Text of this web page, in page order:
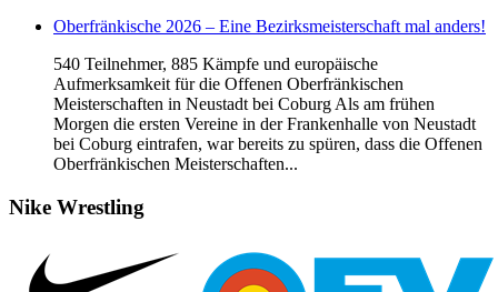
Oberfränkische 2026 – Eine Bezirksmeisterschaft mal anders!
540 Teilnehmer, 885 Kämpfe und europäische
Aufmerksamkeit für die Offenen Oberfränkischen
Meisterschaften in Neustadt bei Coburg Als am frühen
Morgen die ersten Vereine in der Frankenhalle von Neustadt
bei Coburg eintrafen, war bereits zu spüren, dass die Offenen
Oberfränkischen Meisterschaften...
Nike Wrestling